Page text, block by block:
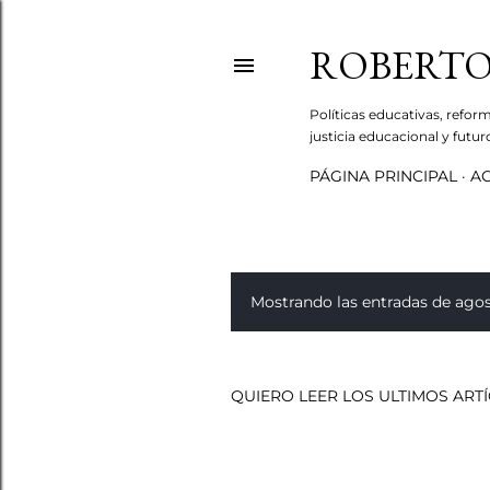
Políticas educativas,
justicia educacional y
PÁGINA PRINCIPAL
E
t
Mostrando las entradas de
QUIERO LEER LOS ULTIMOS